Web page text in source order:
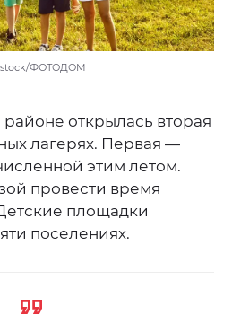
ФОТОДОМ
открылась вторая
лагерях. Первая —
этим летом.
провести время
площадки
поселениях.